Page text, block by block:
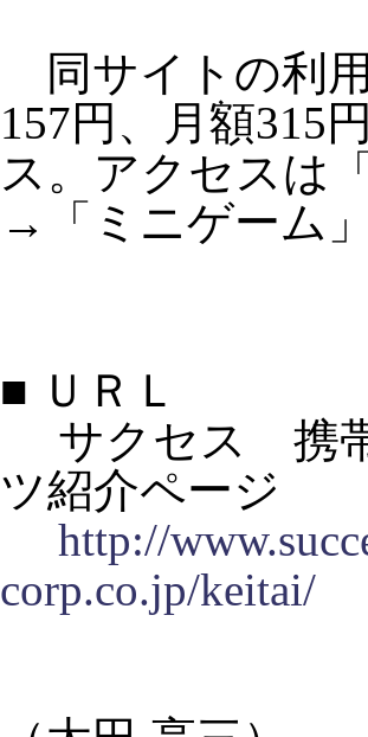
同サイトの利
157円、月額315
ス。アクセスは
→「ミニゲーム
■ ＵＲＬ
サクセス 携
ツ紹介ページ
http://
corp.co.jp/keitai/